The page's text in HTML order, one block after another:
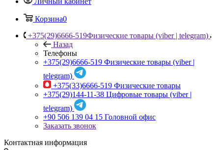
Корзина0
+375(29)6666-519Физические товары (viber | telegram)
Назад
Телефоны
+375(29)6666-519 Физические товары (viber |
telegram)
+375(33)6666-519 Физические товары
+375(29)144-11-38 Цифровые товары (viber |
telegram)
+90 506 139 04 15 Головной офис
Заказать звонок
Контактная информация